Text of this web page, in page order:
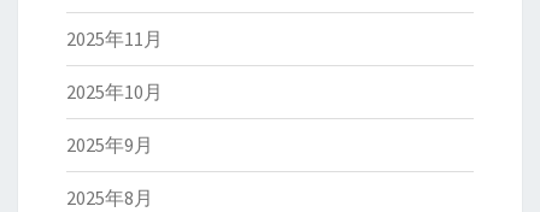
2025年11月
2025年10月
2025年9月
2025年8月